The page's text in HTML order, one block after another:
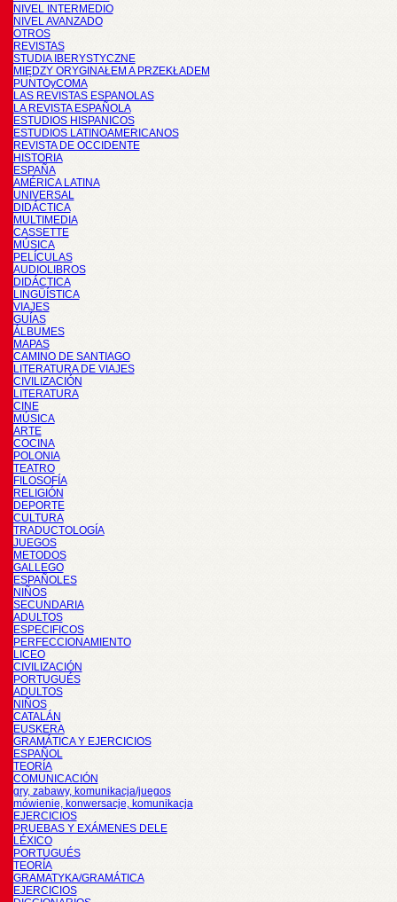
NIVEL INTERMEDIO
NIVEL AVANZADO
OTROS
REVISTAS
STUDIA IBERYSTYCZNE
MIĘDZY ORYGINAŁEM A PRZEKŁADEM
PUNTOyCOMA
LAS REVISTAS ESPANOLAS
LA REVISTA ESPAÑOLA
ESTUDIOS HISPANICOS
ESTUDIOS LATINOAMERICANOS
REVISTA DE OCCIDENTE
HISTORIA
ESPAÑA
AMÉRICA LATINA
UNIVERSAL
DIDÁCTICA
MULTIMEDIA
CASSETTE
MÚSICA
PELÍCULAS
AUDIOLIBROS
DIDÁCTICA
LINGÜÍSTICA
VIAJES
GUÍAS
ÁLBUMES
MAPAS
CAMINO DE SANTIAGO
LITERATURA DE VIAJES
CIVILIZACIÓN
LITERATURA
CINE
MÚSICA
ARTE
COCINA
POLONIA
TEATRO
FILOSOFÍA
RELIGIÓN
DEPORTE
CULTURA
TRADUCTOLOGÍA
JUEGOS
METODOS
GALLEGO
ESPAÑOLES
NIÑOS
SECUNDARIA
ADULTOS
ESPECIFICOS
PERFECCIONAMIENTO
LICEO
CIVILIZACIÓN
PORTUGUÉS
ADULTOS
NIÑOS
CATALÁN
EUSKERA
GRAMÁTICA Y EJERCICIOS
ESPAÑOL
TEORÍA
COMUNICACIÓN
gry, zabawy, komunikacja/juegos
mówienie, konwersacje, komunikacja
EJERCICIOS
PRUEBAS Y EXÁMENES DELE
LÉXICO
PORTUGUÉS
TEORÍA
GRAMATYKA/GRAMÁTICA
EJERCICIOS